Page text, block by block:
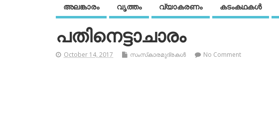
അലങ്കാരം വൃത്തം വ്യാകരണം കടംകഥകള്‍
പതിനെട്ടാചാരം
October 14, 2017 സംസ്‌കാരമുദ്രകള്‍ No Comment